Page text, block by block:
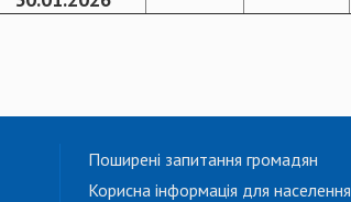
Поширені запитання громадян
Корисна інформація для населення